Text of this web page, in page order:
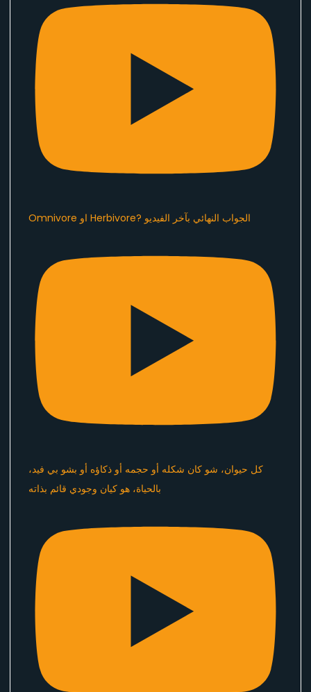
Omnivore او Herbivore? الجواب النهائي بآخر الفيديو
كل حيوان، شو كان شكله أو حجمه أو ذكاؤه أو بشو بي فيد،
بالحياة، هو كيان وجودي قائم بذاته